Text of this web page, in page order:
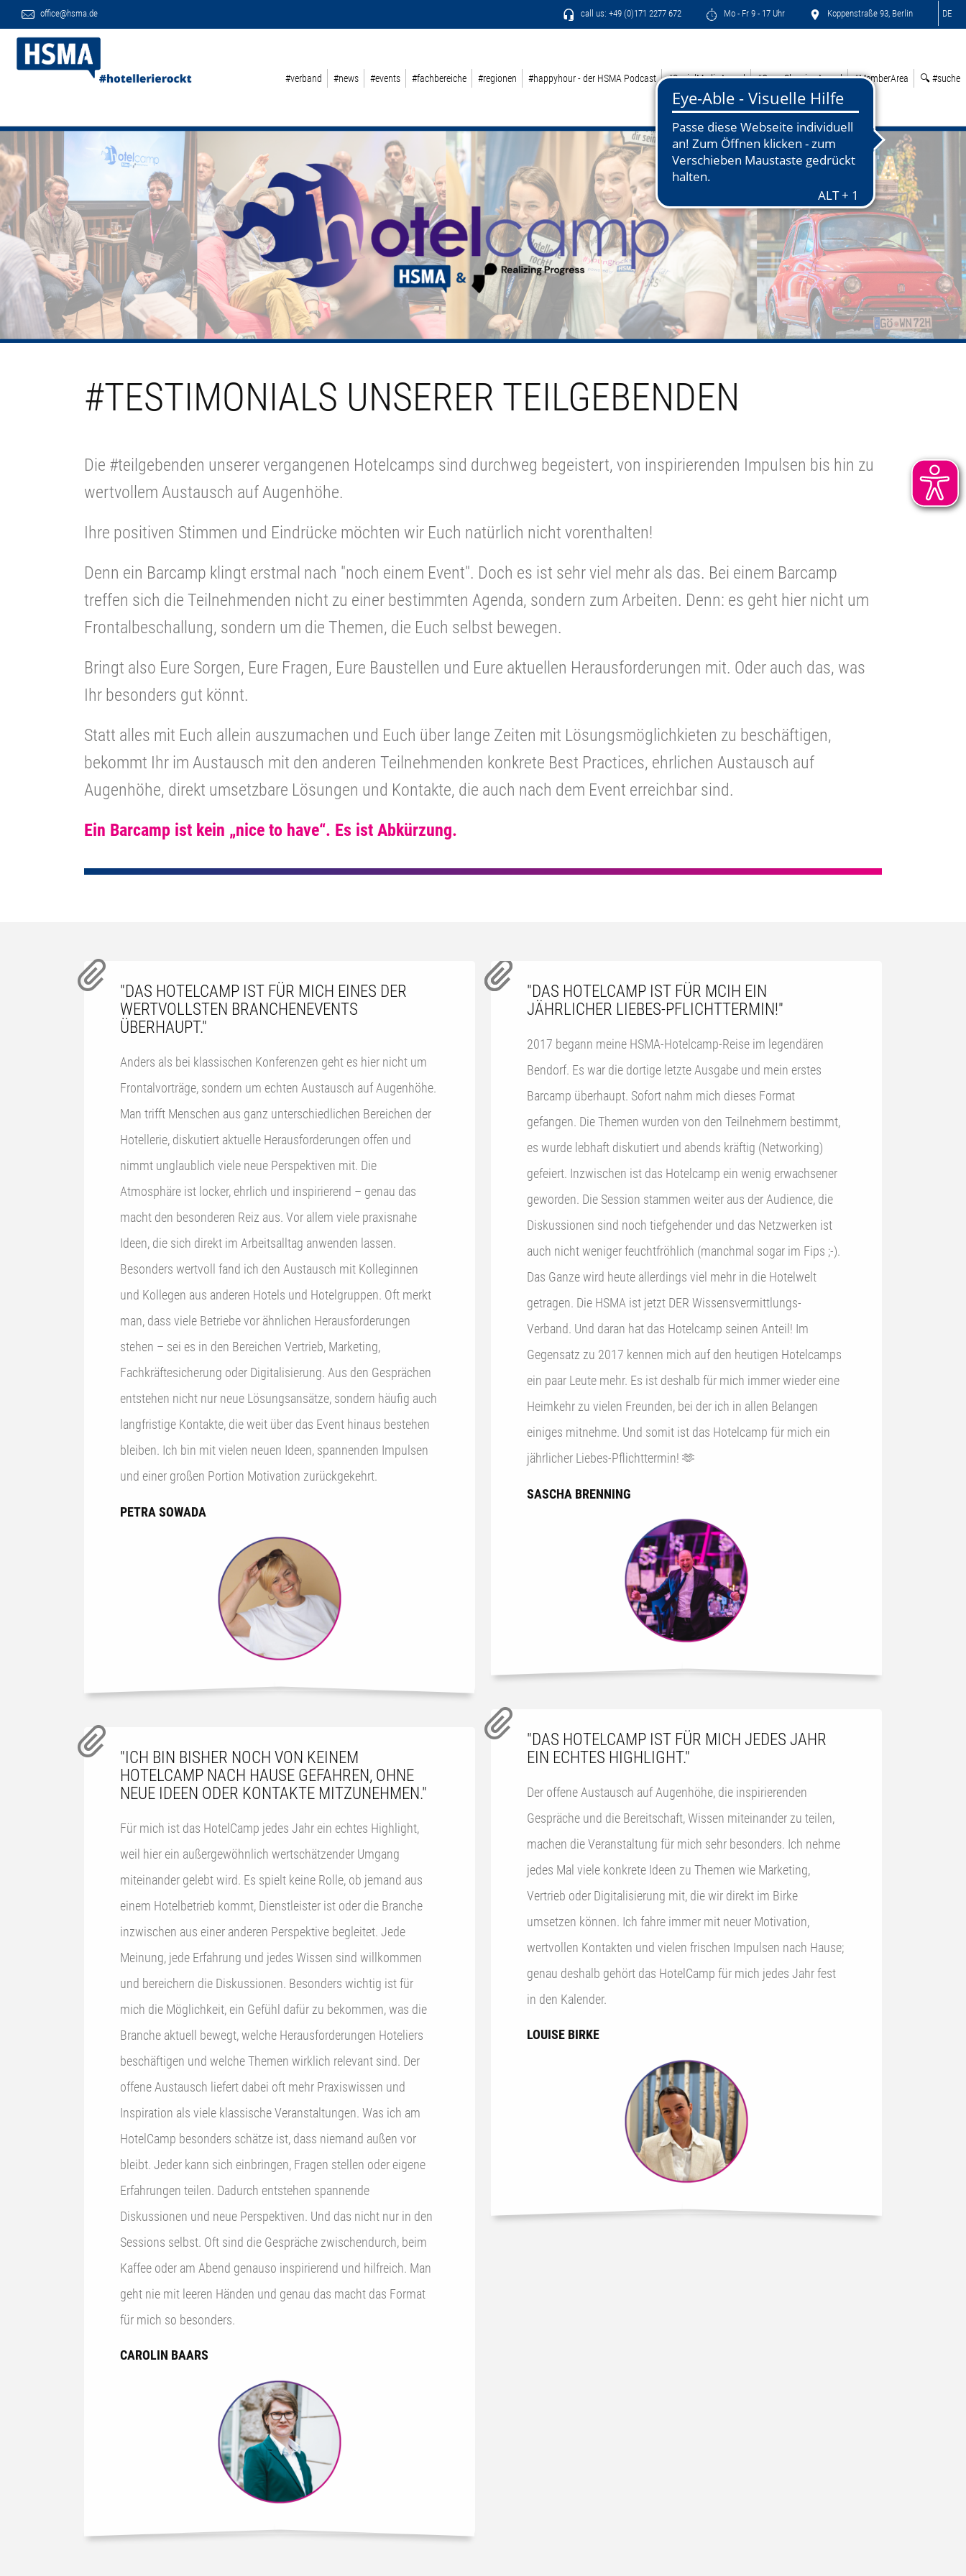
office@hsma.de call us: +49 (0)171 2277 672 Mo - Fr 9 - 17 Uhr Koppenstraße 93, Berlin DE
#verband #news #events #fachbereiche #regionen #happyhour - der HSMA Podcast #SocialMediaAward #GreenSleepingAward #MemberArea 🔍 #suche
#TESTIMONIALS UNSERER TEILGEBENDEN
Die #teilgebenden unserer vergangenen Hotelcamps sind durchweg begeistert, von inspirierenden Impulsen bis hin zu
wertvollem Austausch auf Augenhöhe.
Ihre positiven Stimmen und Eindrücke möchten wir Euch natürlich nicht vorenthalten!
Denn ein Barcamp klingt erstmal nach "noch einem Event". Doch es ist sehr viel mehr als das. Bei einem Barcamp
treffen sich die Teilnehmenden nicht zu einer bestimmten Agenda, sondern zum Arbeiten. Denn: es geht hier nicht um
Frontalbeschallung, sondern um die Themen, die Euch selbst bewegen.
Bringt also Eure Sorgen, Eure Fragen, Eure Baustellen und Eure aktuellen Herausforderungen mit. Oder auch das, was
Ihr besonders gut könnt.
Statt alles mit Euch allein auszumachen und Euch über lange Zeiten mit Lösungsmöglichkieten zu beschäftigen,
bekommt Ihr im Austausch mit den anderen Teilnehmenden konkrete Best Practices, ehrlichen Austausch auf
Augenhöhe, direkt umsetzbare Lösungen und Kontakte, die auch nach dem Event erreichbar sind.
Ein Barcamp ist kein „nice to have“. Es ist Abkürzung.
"DAS HOTELCAMP IST FÜR MICH EINES DER
WERTVOLLSTEN BRANCHENEVENTS
ÜBERHAUPT."
Anders als bei klassischen Konferenzen geht es hier nicht um
Frontalvorträge, sondern um echten Austausch auf Augenhöhe.
Man trifft Menschen aus ganz unterschiedlichen Bereichen der
Hotellerie, diskutiert aktuelle Herausforderungen offen und
nimmt unglaublich viele neue Perspektiven mit. Die
Atmosphäre ist locker, ehrlich und inspirierend – genau das
macht den besonderen Reiz aus. Vor allem viele praxisnahe
Ideen, die sich direkt im Arbeitsalltag anwenden lassen.
Besonders wertvoll fand ich den Austausch mit Kolleginnen
und Kollegen aus anderen Hotels und Hotelgruppen. Oft merkt
man, dass viele Betriebe vor ähnlichen Herausforderungen
stehen – sei es in den Bereichen Vertrieb, Marketing,
Fachkräftesicherung oder Digitalisierung. Aus den Gesprächen
entstehen nicht nur neue Lösungsansätze, sondern häufig auch
langfristige Kontakte, die weit über das Event hinaus bestehen
bleiben. Ich bin mit vielen neuen Ideen, spannenden Impulsen
und einer großen Portion Motivation zurückgekehrt.
PETRA SOWADA
"ICH BIN BISHER NOCH VON KEINEM
HOTELCAMP NACH HAUSE GEFAHREN, OHNE
NEUE IDEEN ODER KONTAKTE MITZUNEHMEN."
Für mich ist das HotelCamp jedes Jahr ein echtes Highlight,
weil hier ein außergewöhnlich wertschätzender Umgang
miteinander gelebt wird. Es spielt keine Rolle, ob jemand aus
einem Hotelbetrieb kommt, Dienstleister ist oder die Branche
inzwischen aus einer anderen Perspektive begleitet. Jede
Meinung, jede Erfahrung und jedes Wissen sind willkommen
und bereichern die Diskussionen. Besonders wichtig ist für
mich die Möglichkeit, ein Gefühl dafür zu bekommen, was die
Branche aktuell bewegt, welche Herausforderungen Hoteliers
beschäftigen und welche Themen wirklich relevant sind. Der
offene Austausch liefert dabei oft mehr Praxiswissen und
Inspiration als viele klassische Veranstaltungen. Was ich am
HotelCamp besonders schätze ist, dass niemand außen vor
bleibt. Jeder kann sich einbringen, Fragen stellen oder eigene
Erfahrungen teilen. Dadurch entstehen spannende
Diskussionen und neue Perspektiven. Und das nicht nur in den
Sessions selbst. Oft sind die Gespräche zwischendurch, beim
Kaffee oder am Abend genauso inspirierend und hilfreich. Man
geht nie mit leeren Händen und genau das macht das Format
für mich so besonders.
CAROLIN BAARS
"DAS HOTELCAMP IST FÜR MCIH EIN
JÄHRLICHER LIEBES-PFLICHTTERMIN!"
2017 begann meine HSMA-Hotelcamp-Reise im legendären
Bendorf. Es war die dortige letzte Ausgabe und mein erstes
Barcamp überhaupt. Sofort nahm mich dieses Format
gefangen. Die Themen wurden von den Teilnehmern bestimmt,
es wurde lebhaft diskutiert und abends kräftig (Networking)
gefeiert. Inzwischen ist das Hotelcamp ein wenig erwachsener
geworden. Die Session stammen weiter aus der Audience, die
Diskussionen sind noch tiefgehender und das Netzwerken ist
auch nicht weniger feuchtfröhlich (manchmal sogar im Fips ;-).
Das Ganze wird heute allerdings viel mehr in die Hotelwelt
getragen. Die HSMA ist jetzt DER Wissensvermittlungs-
Verband. Und daran hat das Hotelcamp seinen Anteil! Im
Gegensatz zu 2017 kennen mich auf den heutigen Hotelcamps
ein paar Leute mehr. Es ist deshalb für mich immer wieder eine
Heimkehr zu vielen Freunden, bei der ich in allen Belangen
einiges mitnehme. Und somit ist das Hotelcamp für mich ein
jährlicher Liebes-Pflichttermin! 🫶
SASCHA BRENNING
"DAS HOTELCAMP IST FÜR MICH JEDES JAHR
EIN ECHTES HIGHLIGHT."
Der offene Austausch auf Augenhöhe, die inspirierenden
Gespräche und die Bereitschaft, Wissen miteinander zu teilen,
machen die Veranstaltung für mich sehr besonders. Ich nehme
jedes Mal viele konkrete Ideen zu Themen wie Marketing,
Vertrieb oder Digitalisierung mit, die wir direkt im Birke
umsetzen können. Ich fahre immer mit neuer Motivation,
wertvollen Kontakten und vielen frischen Impulsen nach Hause;
genau deshalb gehört das HotelCamp für mich jedes Jahr fest
in den Kalender.
LOUISE BIRKE